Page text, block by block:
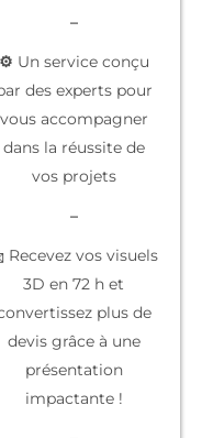
–
⚙️ Un service conçu
des expertspour
vous accompagner
dans la réussite de
vos projets
–
Recevez vos visuels
3D en 72 h et
plus de
devis grâce à une
présentation
impactante !